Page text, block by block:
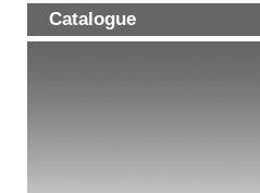
Catalogue